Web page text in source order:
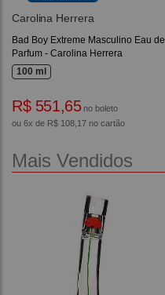
Carolina Herrera
Bad Boy Extreme Masculino Eau de
Parfum - Carolina Herrera
100 ml
R$ 551,65 no boleto
ou 6x de R$ 108,17 no cartão
Mais Vendidos